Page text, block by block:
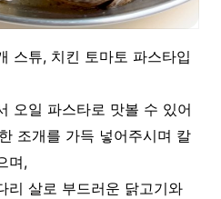
스튜, 치킨 토마토 파스타입
오일 파스타로 맛볼 수 있어
조개를 가득 넣어주시며 칼
며,
리 살로 부드러운 닭고기와